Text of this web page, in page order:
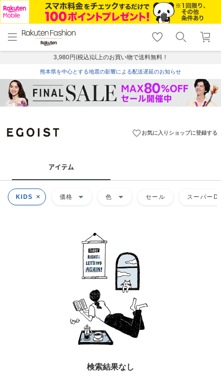
menu home
トップ
shopping_cart lock_outline
ログイン
3,980円(税込)以上のお買い物で送料無料！
熊本県を中心とする地震の影響による配送遅延のお知らせ
favorite_borderお気に入りショップに登録する
アイテム
KIDS 価格 arrow_drop_down 色 arrow_drop_down セール スーパー
検索結果なし